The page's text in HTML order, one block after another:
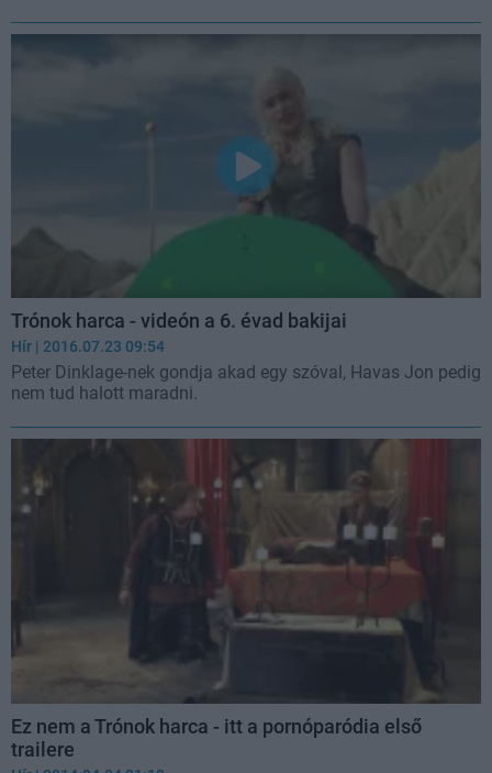
Trónok harca - videón a 6. évad bakijai
Hír | 2016.07.23 09:54
Peter Dinklage-nek gondja akad egy szóval, Havas Jon pedig
nem tud halott maradni.
Ez nem a Trónok harca - itt a pornóparódia első
trailere